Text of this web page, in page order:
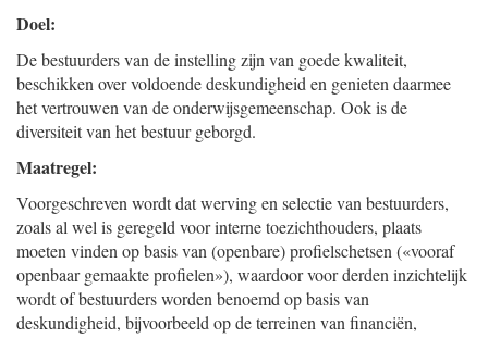
Doel:
De bestuurders van de instelling zijn van goede kwaliteit,
beschikken over voldoende deskundigheid en genieten daarmee
het vertrouwen van de onderwijsgemeenschap. Ook is de
diversiteit van het bestuur geborgd.
Maatregel:
Voorgeschreven wordt dat werving en selectie van bestuurders,
zoals al wel is geregeld voor interne toezichthouders, plaats
moeten vinden op basis van (openbare) profielschetsen («vooraf
openbaar gemaakte profielen»), waardoor voor derden inzichtelijk
wordt of bestuurders worden benoemd op basis van
deskundigheid, bijvoorbeeld op de terreinen van financiën,